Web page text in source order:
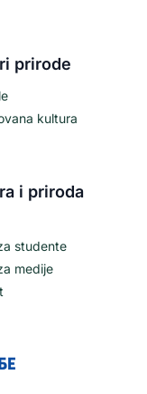
prirode
kultura
i priroda
studente
medije